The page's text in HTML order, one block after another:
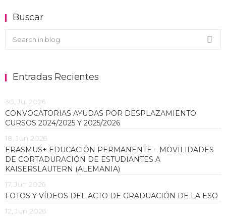
Buscar
Buscar en el blog
Entradas Recientes
30, Jul 2026
CONVOCATORIAS AYUDAS POR DESPLAZAMIENTO
CURSOS 2024/2025 Y 2025/2026
18, Jun 2026
ERASMUS+ EDUCACIÓN PERMANENTE – MOVILIDADES
DE CORTADURACIÓN DE ESTUDIANTES A
KAISERSLAUTERN (ALEMANIA)
17, Jun 2026
FOTOS Y VÍDEOS DEL ACTO DE GRADUACIÓN DE LA ESO
12, Jun 2026